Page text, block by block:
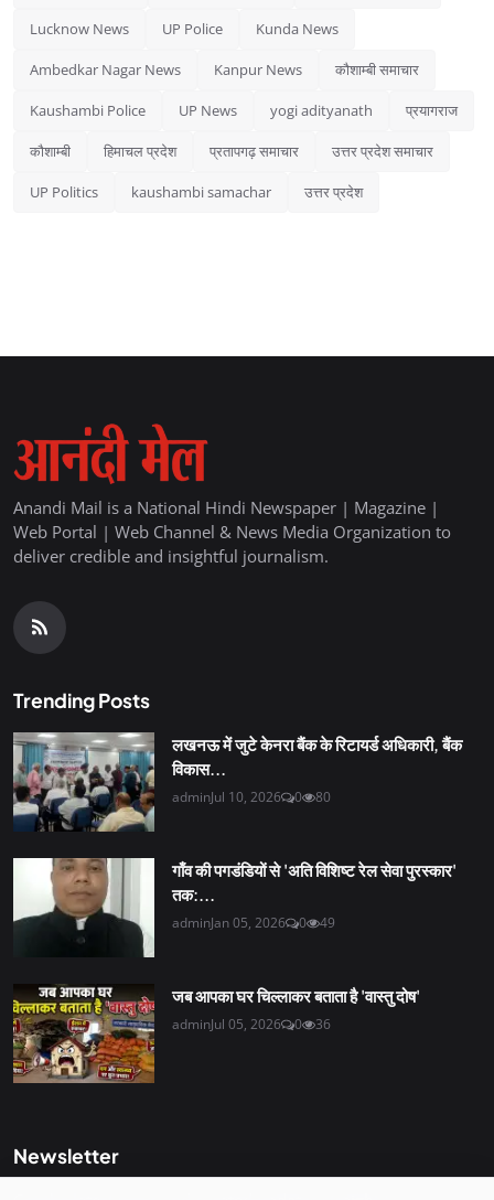
Lucknow News UP Police Kunda News
Ambedkar Nagar News Kanpur News कौशाम्बी समाचार
Kaushambi Police UP News yogi adityanath प्रयागराज
कौशाम्बी हिमाचल प्रदेश प्रतापगढ़ समाचार उत्तर प्रदेश समाचार
UP Politics kaushambi samachar उत्तर प्रदेश
Anandi Mail is a National Hindi Newspaper | Magazine |
Web Portal | Web Channel & News Media Organization to
deliver credible and insightful journalism.
Trending Posts
लखनऊ में जुटे केनरा बैंक के रिटायर्ड अधिकारी, बैंक
विकास...
adminJul 10, 2026 0 80
गाँव की पगडंडियों से 'अति विशिष्ट रेल सेवा पुरस्कार'
तक:...
adminJan 05, 2026 0 49
जब आपका घर चिल्लाकर बताता है 'वास्तु दोष'
adminJul 05, 2026 0 36
Newsletter